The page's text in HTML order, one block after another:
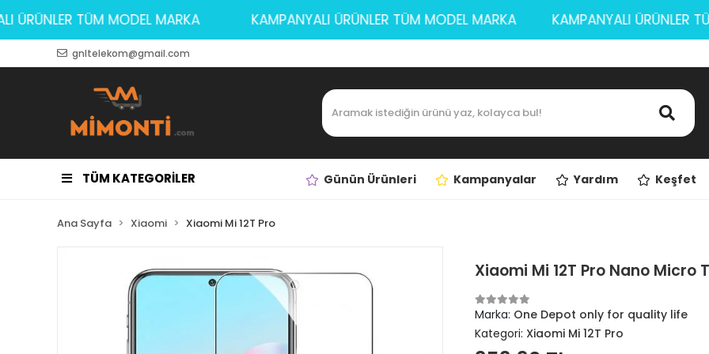
ÜRÜNLER TÜM MODEL MARKA KAMPANYALI ÜRÜNLER TÜM MODEL MARKA KAMPANYALI
gnltelekom@gmail.com
TÜM KATEGORİLER Günün Ürünleri Kampanyalar Yardım Keşfet
Ana Sayfa Xiaomi Xiaomi Mi 12T Pro
Xiaomi Mi 12T Pro Nano Micro
Marka: One Depot only for quality life
Kategori: Xiaomi Mi 12T Pro